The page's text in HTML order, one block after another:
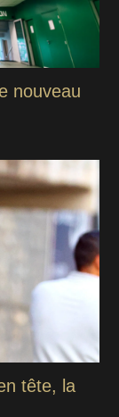
nouveau
tête, la